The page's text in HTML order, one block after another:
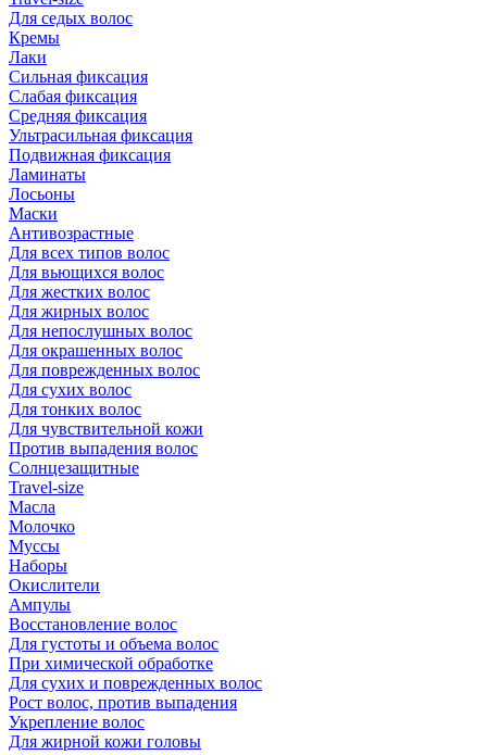
Для седых волос
Кремы
Лаки
Сильная фиксация
Слабая фиксация
Средняя фиксация
Ультрасильная фиксация
Подвижная фиксация
Ламинаты
Лосьоны
Маски
Антивозрастные
Для всех типов волос
Для вьющихся волос
Для жестких волос
Для жирных волос
Для непослушных волос
Для окрашенных волос
Для поврежденных волос
Для сухих волос
Для тонких волос
Для чувствительной кожи
Против выпадения волос
Солнцезащитные
Travel-size
Масла
Молочко
Муссы
Наборы
Окислители
Ампулы
Восстановление волос
Для густоты и объема волос
При химической обработке
Для сухих и поврежденных волос
Рост волос, против выпадения
Укрепление волос
Для жирной кожи головы